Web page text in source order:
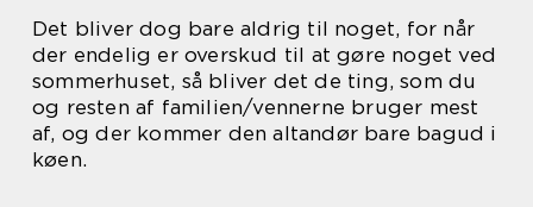
Det bliver dog bare aldrig til noget, for når
der endelig er overskud til at gøre noget ved
sommerhuset, så bliver det de ting, som du
og resten af familien/vennerne bruger mest
af, og der kommer den altandør bare bagud i
køen.